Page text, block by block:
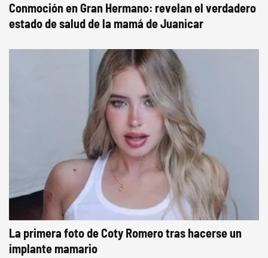
Conmoción en Gran Hermano: revelan el verdadero
estado de salud de la mamá de Juanicar
La primera foto de Coty Romero tras hacerse un
implante mamario